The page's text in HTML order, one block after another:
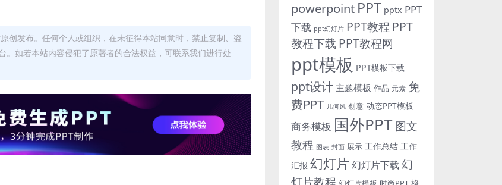
创发布。任何个人或组织，在未征得本站同意时，禁止复制、盗
如若本站内容侵犯了原著者的合法权益，可联系我们进行处
powerpoint PPT pptx PPT
下载 ppt幻灯片 PPT教程 PPT
教程下载 PPT教程网
ppt模板 PPT模板下载
ppt设计 主题模板 作品 元素 免
费PPT 几何风 创意 动态PPT模板
商务模板 国外PPT图文
教程 图表 封面 展示 工作总结 工作
汇报 幻灯片 幻灯片下载 幻